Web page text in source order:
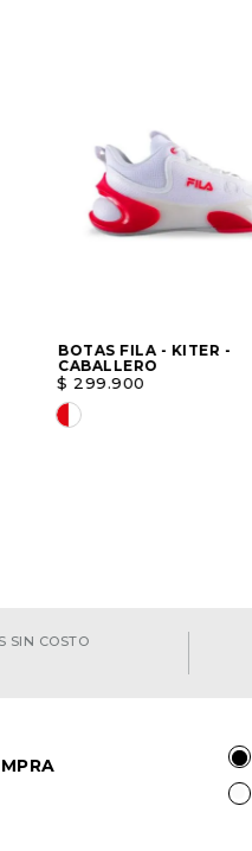
BOTAS FILA - KITER -
CABALLERO
$ 299.900
SIN COSTO